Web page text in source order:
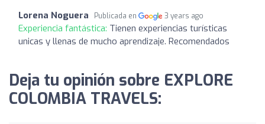
Lorena Noguera Publicada en 3 years ago
Experiencia fantástica: Tienen experiencias turísticas
unicas y llenas de mucho aprendizaje. Recomendados
Deja tu opinión sobre EXPLORE
COLOMBIA TRAVELS: